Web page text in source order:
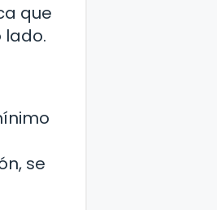
que
lado.
se